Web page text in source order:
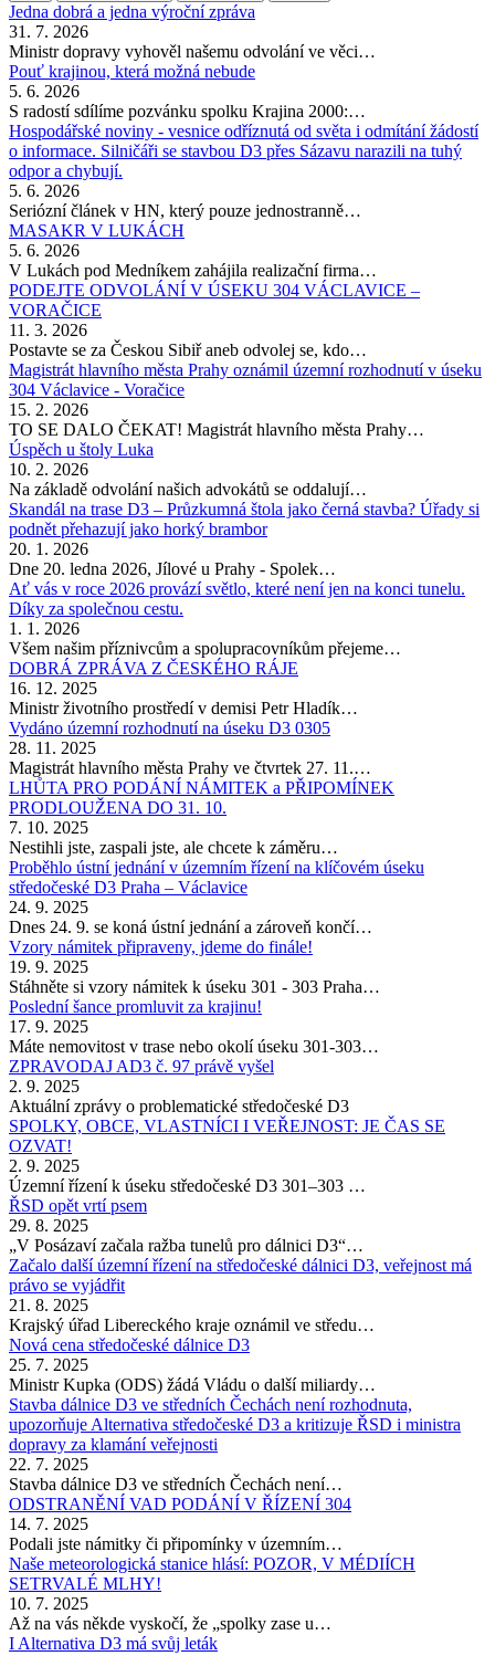
Jedna dobrá a jedna výroční zpráva
31. 7. 2026
Ministr dopravy vyhověl našemu odvolání ve věci…
Pouť krajinou, která možná nebude
5. 6. 2026
S radostí sdílíme pozvánku spolku Krajina 2000:…
Hospodářské noviny - vesnice odříznutá od světa i odmítání žádostí
o informace. Silničáři se stavbou D3 přes Sázavu narazili na tuhý
odpor a chybují.
5. 6. 2026
Seriózní článek v HN, který pouze jednostranně…
MASAKR V LUKÁCH
5. 6. 2026
V Lukách pod Medníkem zahájila realizační firma…
PODEJTE ODVOLÁNÍ V ÚSEKU 304 VÁCLAVICE –
VORAČICE
11. 3. 2026
Postavte se za Českou Sibiř aneb odvolej se, kdo…
Magistrát hlavního města Prahy oznámil územní rozhodnutí v úseku
304 Václavice - Voračice
15. 2. 2026
TO SE DALO ČEKAT! Magistrát hlavního města Prahy…
Úspěch u štoly Luka
10. 2. 2026
Na základě odvolání našich advokátů se oddalují…
Skandál na trase D3 – Průzkumná štola jako černá stavba? Úřady si
podnět přehazují jako horký brambor
20. 1. 2026
Dne 20. ledna 2026, Jílové u Prahy - Spolek…
Ať vás v roce 2026 provází světlo, které není jen na konci tunelu.
Díky za společnou cestu.
1. 1. 2026
Všem našim příznivcům a spolupracovníkům přejeme…
DOBRÁ ZPRÁVA Z ČESKÉHO RÁJE
16. 12. 2025
Ministr životního prostředí v demisi Petr Hladík…
Vydáno územní rozhodnutí na úseku D3 0305
28. 11. 2025
Magistrát hlavního města Prahy ve čtvrtek 27. 11.…
LHŮTA PRO PODÁNÍ NÁMITEK a PŘIPOMÍNEK
PRODLOUŽENA DO 31. 10.
7. 10. 2025
Nestihli jste, zaspali jste, ale chcete k záměru…
Proběhlo ústní jednání v územním řízení na klíčovém úseku
středočeské D3 Praha – Václavice
24. 9. 2025
Dnes 24. 9. se koná ústní jednání a zároveň končí…
Vzory námitek připraveny, jdeme do finále!
19. 9. 2025
Stáhněte si vzory námitek k úseku 301 - 303 Praha…
Poslední šance promluvit za krajinu!
17. 9. 2025
Máte nemovitost v trase nebo okolí úseku 301-303…
ZPRAVODAJ AD3 č. 97 právě vyšel
2. 9. 2025
Aktuální zprávy o problematické středočeské D3
SPOLKY, OBCE, VLASTNÍCI I VEŘEJNOST: JE ČAS SE
OZVAT!
2. 9. 2025
Územní řízení k úseku středočeské D3 301–303 …
ŘSD opět vrtí psem
29. 8. 2025
„V Posázaví začala ražba tunelů pro dálnici D3“…
Začalo další územní řízení na středočeské dálnici D3, veřejnost má
právo se vyjádřit
21. 8. 2025
Krajský úřad Libereckého kraje oznámil ve středu…
Nová cena středočeské dálnice D3
25. 7. 2025
Ministr Kupka (ODS) žádá Vládu o další miliardy…
Stavba dálnice D3 ve středních Čechách není rozhodnuta,
upozorňuje Alternativa středočeské D3 a kritizuje ŘSD i ministra
dopravy za klamání veřejnosti
22. 7. 2025
Stavba dálnice D3 ve středních Čechách není…
ODSTRANĚNÍ VAD PODÁNÍ V ŘÍZENÍ 304
14. 7. 2025
Podali jste námitky či připomínky v územním…
Naše meteorologická stanice hlásí: POZOR, V MÉDIÍCH
SETRVALÉ MLHY!
10. 7. 2025
Až na vás někde vyskočí, že „spolky zase u…
I Alternativa D3 má svůj leták